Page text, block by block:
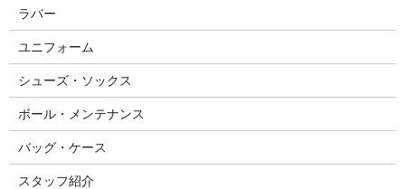
ラバー
ユニフォーム
シューズ・ソックス
ボール・メンテナンス
バッグ・ケース
スタッフ紹介